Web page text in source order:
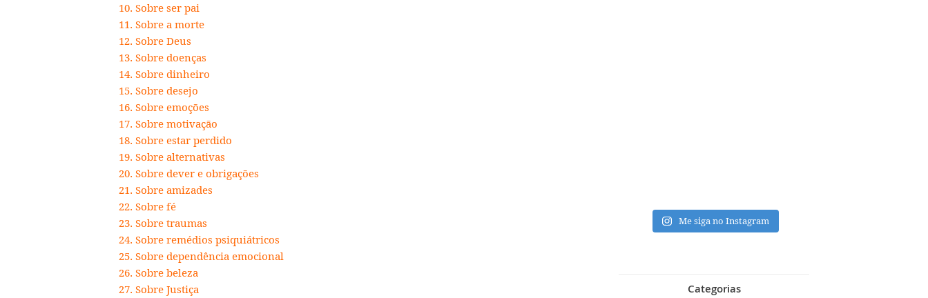
10. Sobre ser pai
11. Sobre a morte
12. Sobre Deus
13. Sobre doenças
14. Sobre dinheiro
15. Sobre desejo
16. Sobre emoções
17. Sobre motivação
18. Sobre estar perdido
19. Sobre alternativas
20. Sobre dever e obrigações
21. Sobre amizades
22. Sobre fé
23. Sobre traumas
24. Sobre remédios psiquiátricos
25. Sobre dependência emocional
26. Sobre beleza
27. Sobre Justiça
Me siga no Instagram
Categorias